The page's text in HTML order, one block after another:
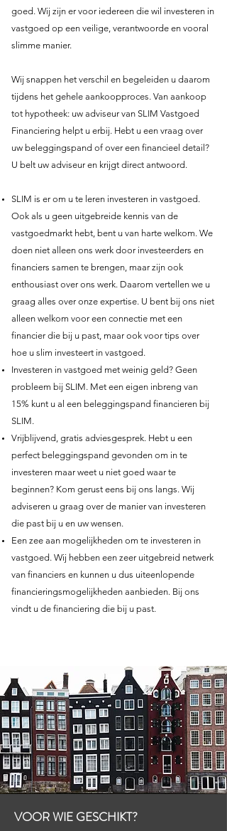
goed. Wij zijn er voor iedereen die wil investeren in
vastgoed op een veilige, verantwoorde en vooral
slimme manier.
Wij snappen het verschil en begeleiden u daarom
tijdens het gehele aankoopproces. Van aankoop
tot hypotheek: uw adviseur van SLIM Vastgoed
Financiering helpt u erbij. Hebt u een vraag over
uw beleggingspand of over een financieel detail?
U belt uw adviseur en krijgt direct antwoord.
SLIM is er om u te leren investeren in vastgoed.
Ook als u geen uitgebreide kennis van de
vastgoedmarkt hebt, bent u van harte welkom. We
doen niet alleen ons werk door investeerders en
financiers samen te brengen, maar zijn ook
enthousiast over ons werk. Daarom vertellen we u
graag alles over onze expertise. U bent bij ons niet
alleen welkom voor een connectie met een
financier die bij u past, maar ook voor tips over
hoe u slim investeert in vastgoed.
Investeren in vastgoed met weinig geld? Geen
probleem bij SLIM. Met een eigen inbreng van
15% kunt u al een beleggingspand financieren bij
SLIM.
Vrijblijvend, gratis adviesgesprek. Hebt u een
perfect beleggingspand gevonden om in te
investeren maar weet u niet goed waar te
beginnen? Kom gerust eens bij ons langs. Wij
adviseren u graag over de manier van investeren
die past bij u en uw wensen.
Een zee aan mogelijkheden om te investeren in
vastgoed. Wij hebben een zeer uitgebreid netwerk
van financiers en kunnen u dus uiteenlopende
financieringsmogelijkheden aanbieden. Bij ons
vindt u de financiering die bij u past.
VOOR WIE GESCHIKT?